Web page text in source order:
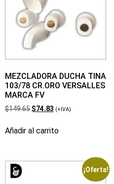
MEZCLADORA DUCHA TINA
103/78 CR.ORO VERSALLES
MARCA FV
$149.65 $74.83 (+IVA)
Añadir al carrito
¡Oferta!